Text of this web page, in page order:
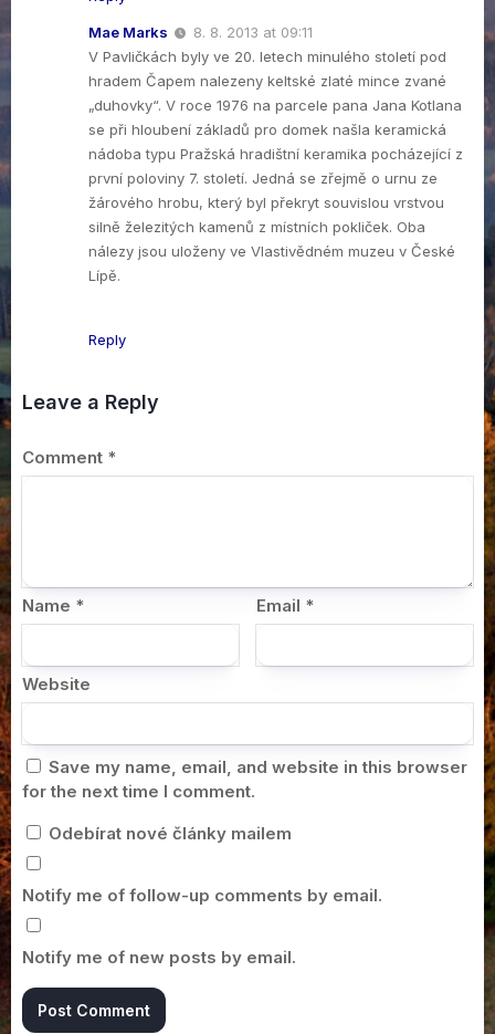
Mae Marks
8. 8. 2013 at 09:11
V Pavličkách byly ve 20. letech minulého století pod
hradem Čapem nalezeny keltské zlaté mince zvané
„duhovky“. V roce 1976 na parcele pana Jana Kotlana
se při hloubení základů pro domek našla keramická
nádoba typu Pražská hradištní keramika pocházející z
první poloviny 7. století. Jedná se zřejmě o urnu ze
žárového hrobu, který byl překryt souvislou vrstvou
silně železitých kamenů z místních pokliček. Oba
nálezy jsou uloženy ve Vlastivědném muzeu v České
Lípě.
Reply
Leave a Reply
Comment *
Name * Email *
Website
Save my name, email, and website in this browser
for the next time I comment.
Odebírat nové články mailem
Notify me of follow-up comments by email.
Notify me of new posts by email.